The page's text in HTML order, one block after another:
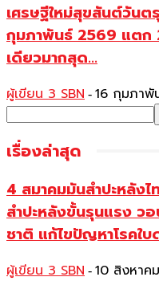
เศรษฐีใหม่สุขสันต์วัน
กุมภาพันธ์ 2569 แตก
เดียวมากสุด...
ผู้เขียน 3 SBN - 16 กุมภา
เรื่องล่าสุด
4 สมาคมมันสำปะหลัง
สำปะหลังขั้นรุนแรง วอ
ชาติ แก้ไขปัญหาโรคใ
ผู้เขียน 3 SBN - 10 สิงหาค